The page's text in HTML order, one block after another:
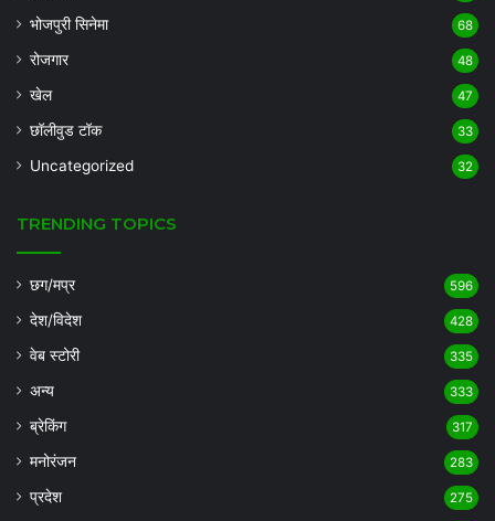
भोजपुरी सिनेमा 68
रोजगार 48
खेल 47
छॉलीवुड टॉक 33
Uncategorized 32
TRENDING TOPICS
छग/मप्र 596
देश/विदेश 428
वेब स्टोरी 335
अन्य 333
ब्रेकिंग 317
मनोरंजन 283
प्रदेश 275